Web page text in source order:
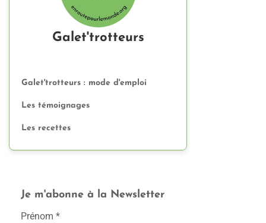
Galet'trotteurs
Galet'trotteurs : mode d'emploi
Les témoignages
Les recettes
Je m'abonne à la Newsletter
Prénom *